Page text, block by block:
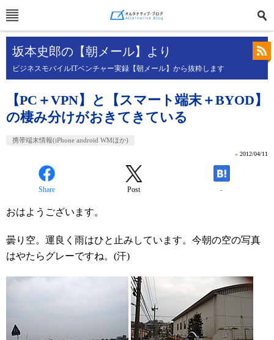
坂本史郎の【朝メール】より
ビジネスモバイルITベンチャー実録【朝メール】から抜粋します
【PC＋VPN】と【スマート端末＋BYOD】
の棲み分けがおきてきている
携帯端末情報(iPhone android WMほか)
» 2012/04/11
Share Post -
おはようございます。
曇り空。運良く雨はひと止みしています。今朝の空の写真
はやたらグレーですね。(汗)